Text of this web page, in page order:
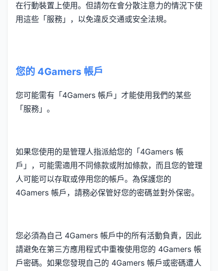
在行動裝置上使用。但請勿在會分散注意力的情況下使
用這些「服務」，以免違反交通或安全法規。
您的 4Gamers 帳戶
您可能需有「4Gamers 帳戶」才能使用我們的某些
「服務」。
如果您使用的是管理人指派給您的「4Gamers 帳
戶」，可能需適用不同條款或附加條款，而且您的管理
人可能可以存取或停用您的帳戶。為保護您的
4Gamers 帳戶，請務必保管好您的密碼並對外保密。
您必須為自己 4Gamers 帳戶中的所有活動負責，因此
請避免在第三方應用程式中重複使用您的 4Gamers 帳
戶密碼。如果您發現自己的 4Gamers 帳戶或密碼遭人